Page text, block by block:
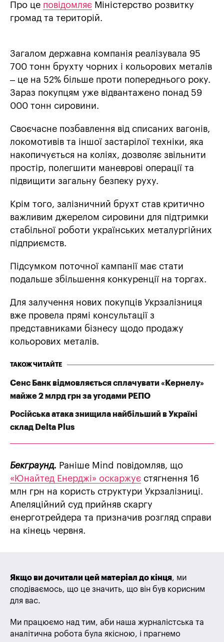
Про це повідомляє Міністерство розвитку
громад та територій.
Загалом державна компанія реалізувала 95
700 тонн брухту чорних і кольорових металів
– це на 52% більше проти попереднього року.
Зараз покупцям уже відвантажено понад 59
000 тонн сировини.
Своєчасне позбавлення від списаних вагонів,
локомотивів та іншої застарілої техніки, яка
накопичується на коліях, дозволяє звільнити
простір, полегшити маневрові операції та
підвищити загальну безпеку руху.
Крім того, залізничний брухт став критично
важливим джерелом сировини для підтримки
стабільної роботи українських металургійних
підприємств.
Підсумком поточної кампанії має стати
подальше збільшення конкуренції на торгах.
Для залучення нових покупців Укрзалізниця
вже провела прямі консультації з
представниками бізнесу щодо продажу
кольорових металів.
ТАКОЖ ЧИТАЙТЕ
Сенс Банк відмовляється сплачувати «Кернелу»
майже 2 млрд грн за угодами РЕПО
Російська атака знищила найбільший в Україні
склад Delta Plus
Бекграунд. Раніше Mind повідомляв, що
«Юнайтед Енерджі» оскаржує стягнення 16
млн грн на користь структури Укрзалізниці.
Апеляційний суд прийняв скаргу
енерготрейдера та призначив розгляд справи
на кінець червня.
Якщо ви дочитали цей матеріал до кінця, ми
сподіваємось, що це значить, що він був корисним
для вас.
Ми працюємо над тим, аби наша журналістська та
аналітична робота була якісною, і прагнемо